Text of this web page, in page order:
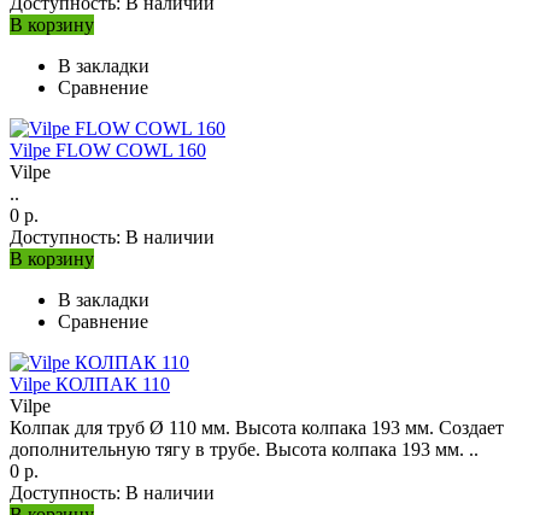
В корзину
В закладки
Сравнение
Vilpe FLOW COWL 160
Vilpe
..
0 р.
Доступность: В наличии
В корзину
В закладки
Сравнение
Vilpe КОЛПАК 110
Vilpe
Колпак для труб Ø 110 мм. Высота колпака 193 мм. Создает
дополнительную тягу в трубе. Высота колпака 193 мм. ..
0 р.
Доступность: В наличии